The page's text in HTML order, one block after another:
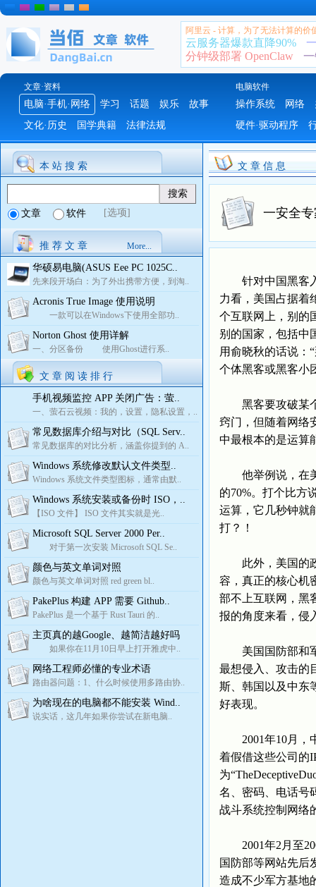
阿里云 - 计算，为了无法计算的价
云服务器爆款直降90%
分钟级部署 OpenClaw
文章·资料 电脑软件
电脑·手机·网络 学习 话题 娱乐
故事
文化·历史
国学典籍 法律法规
操作系统 网络
硬件·驱动程序
本 站 搜 索
文章 软件 [选项]
推 荐 文 章 More...
华硕易电脑(ASUS Eee PC 1025C..
先来段开场白：为了外出携带方便，到淘..
Acronis True Image 使用说明
一款可以在Windows下使用全部功..
Norton Ghost 使用详解
一、分区备份 使用Ghost进行系..
文 章 阅 读 排 行
手机视频监控 APP 关闭广告：萤..
一、萤石云视频：我的，设置，隐私设置，..
常见数据库介绍与对比（SQL Serv..
常见数据库的对比分析，涵盖你提到的 A..
Windows 系统修改默认文件类型..
Windows 系统文件类型图标，通常由默..
Windows 系统安装或备份时 ISO，..
【ISO 文件】 ISO 文件其实就是光..
Microsoft SQL Server 2000 Per..
对于第一次安装 Microsoft SQL Se..
颜色与英文单词对照
颜色与英文单词对照 red green bl..
PakePlus 构建 APP 需要 Github..
PakePlus 是一个基于 Rust Tauri 的..
主页真的越Google、越简洁越好吗
如果你在11月10日早上打开雅虎中..
网络工程师必懂的专业术语
路由器问题：1、什么时候使用多路由协..
为啥现在的电脑都不能安装 Wind..
说实话，这几年如果你尝试在新电脑..
文 章 信 息
一安全
针对中国黑客入
力看，美国占据着
个互联网上，别的
别的国家，包括中
用俞晓秋的话说：
个体黑客或黑客小
黑客要攻破某个
窍门，但随着网络
中最根本的是运算
他举例说，在美
的70%。打个比方
运算，它几秒钟就
打？！
此外，美国的政
容，真正的核心机
部不上互联网，黑
报的角度来看，侵
美国国防部和军
最想侵入、攻击的
斯、韩国以及中东
好表现。
2001年10月，中
着假借这些公司的
为
名、密码、电话号
战斗系统控制网络
2001年2月至
国防部等网站先后
造成不少军方基地